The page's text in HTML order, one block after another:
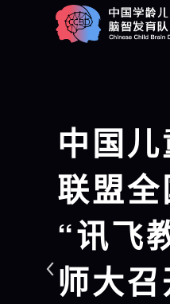
中国
联盟
“讯飞
师大召